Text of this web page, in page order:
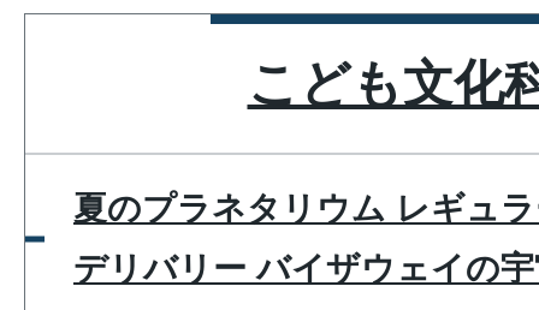
こども文化
夏のプラネタリウム レギュ
デリバリー バイザウェイの